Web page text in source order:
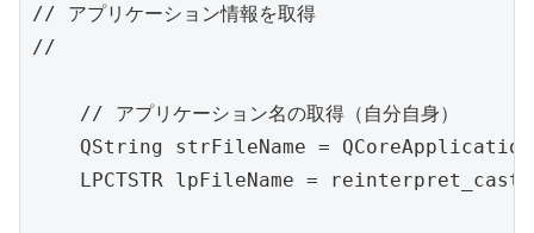
// アプリケーション情報を取得
//
    // アプリケーション名の取得（自分自身）
QString strFileName =
    LPCTSTR lpFileName = reinterpret_cast